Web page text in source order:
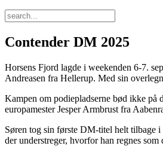
Contender DM 2025
Horsens Fjord lagde i weekenden 6-7.
Andreasen fra Hellerup. Med sin
Kampen om podiepladserne bød ikke på
europamester Jesper Armbrust fra
Søren tog sin første DM-titel helt tilbage i
der understreger, hvorfor han regnes